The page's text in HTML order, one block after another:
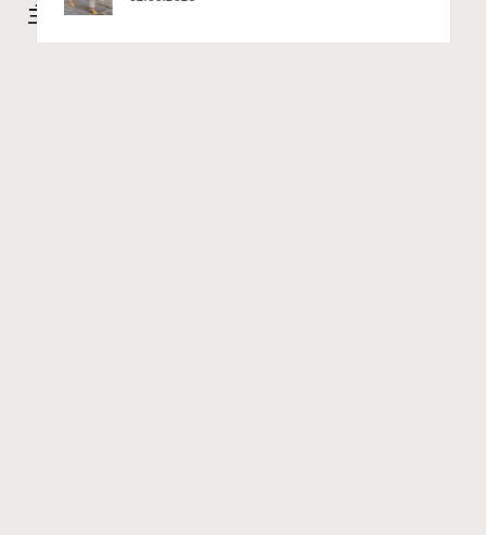
主斯拉》香港首演重現古羅馬政治風暴